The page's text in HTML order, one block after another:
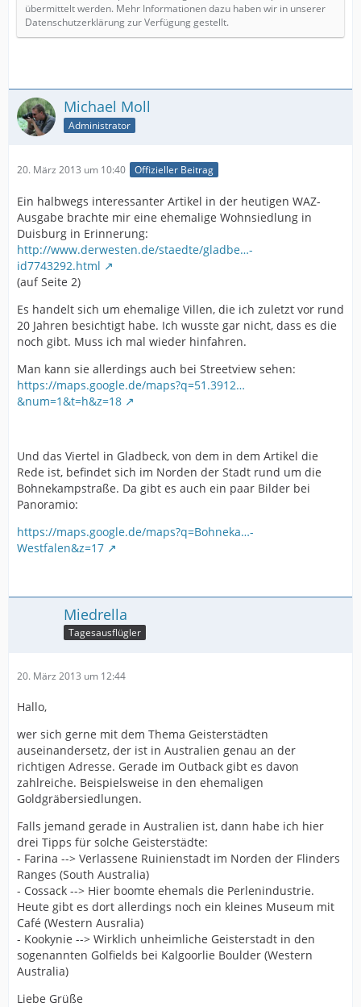
übermittelt werden. Mehr Informationen dazu haben wir in unserer
Datenschutzerklärung zur Verfügung gestellt.
Michael Moll
Administrator
20. März 2013 um 10:40 Offizieller Beitrag
Ein halbwegs interessanter Artikel in der heutigen WAZ-
Ausgabe brachte mir eine ehemalige Wohnsiedlung in
Duisburg in Erinnerung:
http://www.derwesten.de/staedte/gladbe…-
id7743292.html
(auf Seite 2)
Es handelt sich um ehemalige Villen, die ich zuletzt vor rund
20 Jahren besichtigt habe. Ich wusste gar nicht, dass es die
noch gibt. Muss ich mal wieder hinfahren.
Man kann sie allerdings auch bei Streetview sehen:
https://maps.google.de/maps?q=51.3912…
&num=1&t=h&z=18
Und das Viertel in Gladbeck, von dem in dem Artikel die
Rede ist, befindet sich im Norden der Stadt rund um die
Bohnekampstraße. Da gibt es auch ein paar Bilder bei
Panoramio:
https://maps.google.de/maps?q=Bohneka…-
Westfalen&z=17
Miedrella
Tagesausflügler
20. März 2013 um 12:44
Hallo,
wer sich gerne mit dem Thema Geisterstädten
auseinandersetz, der ist in Australien genau an der
richtigen Adresse. Gerade im Outback gibt es davon
zahlreiche. Beispielsweise in den ehemaligen
Goldgräbersiedlungen.
Falls jemand gerade in Australien ist, dann habe ich hier
drei Tipps für solche Geisterstädte:
- Farina --> Verlassene Ruinienstadt im Norden der Flinders
Ranges (South Australia)
- Cossack --> Hier boomte ehemals die Perlenindustrie.
Heute gibt es dort allerdings noch ein kleines Museum mit
Café (Western Ausralia)
- Kookynie --> Wirklich unheimliche Geisterstadt in den
sogenannten Golfields bei Kalgoorlie Boulder (Western
Australia)
Liebe Grüße